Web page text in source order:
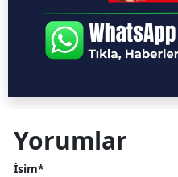
Yorumlar
İsim*